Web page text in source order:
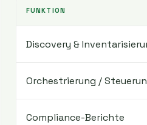
FUNKTION
Discovery &
Orchestrierung /
Compliance-Berichte